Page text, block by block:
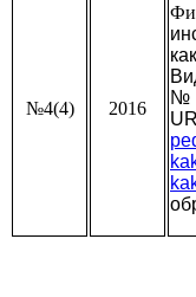
№4(4) 2016